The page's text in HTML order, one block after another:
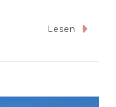
Lesen